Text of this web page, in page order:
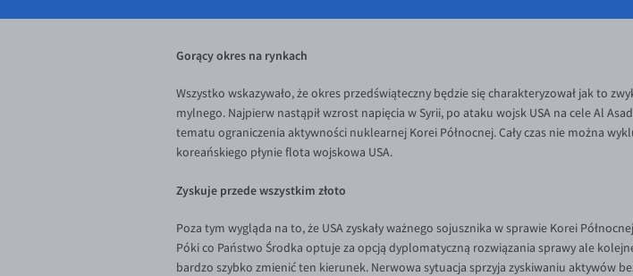
Gorący okres na rynkach
Wszystko wskazywało, że okres przedświąteczny będzie się charakteryzował jak to
mylnego. Najpierw nastąpił wzrost napięcia w Syrii, po ataku wojsk USA na cele Al
tematu ograniczenia aktywności nuklearnej Korei Północnej. Cały czas nie można
koreańskiego płynie flota wojskowa USA.
Zyskuje przede wszystkim złoto
Poza tym wygląda na to, że USA zyskały ważnego sojusznika w sprawie Korei
Póki co Państwo Środka optuje za opcją dyplomatyczną rozwiązania sprawy ale
bardzo szybko zmienić ten kierunek. Nerwowa sytuacja sprzyja zyskiwaniu aktywów